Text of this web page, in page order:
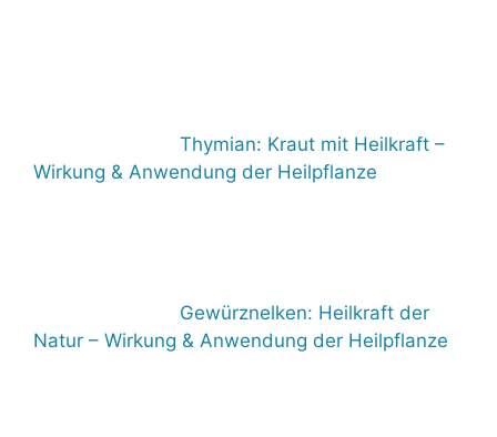
Thymian: Kraut mit Heilkraft –
Wirkung & Anwendung der Heilpflanze
Gewürznelken: Heilkraft der
Natur – Wirkung & Anwendung der Heilpflanze